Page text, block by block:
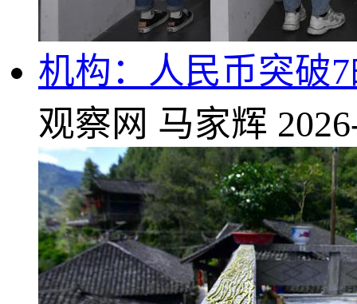
机构：人民币突破
观察网 马家辉